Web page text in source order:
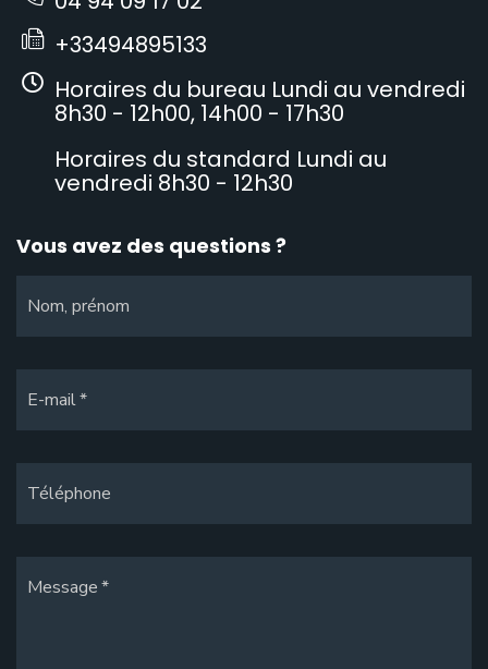
+33494895133
Horaires du bureau Lundi au vendredi
8h30 - 12h00, 14h00 - 17h30
Horaires du standard Lundi au
vendredi 8h30 - 12h30
Vous avez des questions ?
Nom, prénom
E-mail
Téléphone
Message